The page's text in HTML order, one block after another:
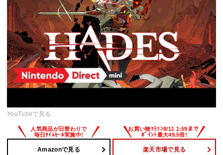
YouTubeで見る
Amazonで見る 楽天市場で見る